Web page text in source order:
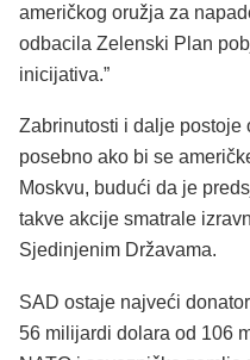
američkog oružja za
odbacila Zelenski Plan
inicijativa.”
Zabrinutosti i dalje postoje
posebno ako bi se
Moskvu, budući da je
takve akcije smatrale
Sjedinjenim Državama.
SAD ostaje najveći
56 milijardi dolara od 106